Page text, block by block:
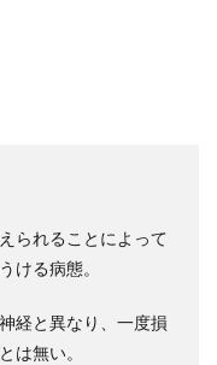
られることによって
ける病態。
経と異なり、一度損
は無い。